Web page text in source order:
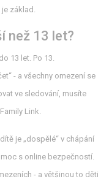
je základ.
než 13 let?
13 let. Po 13.
- a všechny omezení se
ve sledování, musíte
Link.
je „dospělé“ v chápání
s online bezpečností.
- a většinou to děti